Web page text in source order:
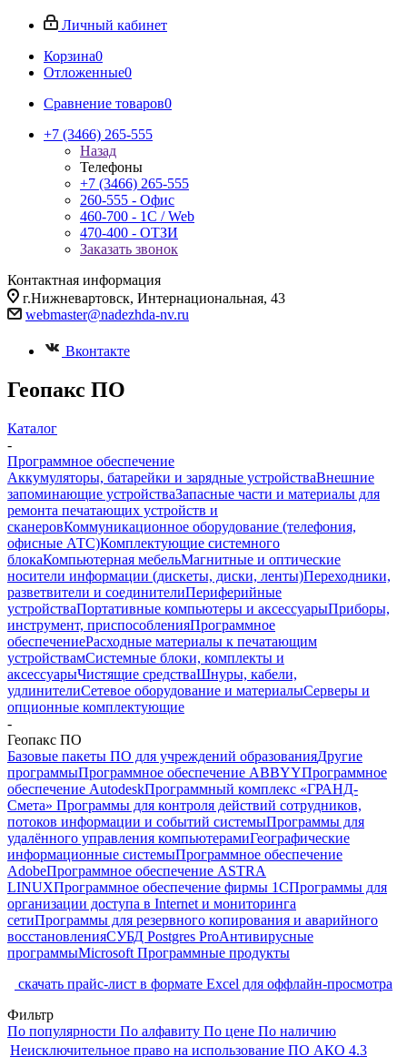
Личный кабинет
Корзина0
Отложенные0
Сравнение товаров0
+7 (3466) 265-555
Назад
Телефоны
+7 (3466) 265-555
260-555 - Офис
460-700 - 1C / Web
470-400 - ОТЗИ
Заказать звонок
Контактная информация
г.Нижневартовск, Интернациональная, 43
webmaster@nadezhda-nv.ru
Вконтакте
Геопакс ПО
Каталог
-
Программное обеспечение
Аккумуляторы, батарейки и зарядные устройстваВнешние
запоминающие устройстваЗапасные части и материалы для
ремонта печатающих устройств и
сканеровКоммуникационное оборудование (телефония,
офисные АТС)Комплектующие системного
блокаКомпьютерная мебельМагнитные и оптические
носители информации (дискеты, диски, ленты)Переходники,
разветвители и соединителиПериферийные
устройстваПортативные компьютеры и аксессуарыПриборы,
инструмент, приспособленияПрограммное
обеспечениеРасходные материалы к печатающим
устройствамСистемные блоки, комплекты и
аксессуарыЧистящие средстваШнуры, кабели,
удлинителиСетевое оборудование и материалыСерверы и
опционные комплектующие
-
Геопакс ПО
Базовые пакеты ПО для учреждений образованияДругие
программыПрограммное обеспечение ABBYYПрограммное
обеспечение AutodeskПрограммный комплекс «ГРАНД-
Смета» Программы для контроля действий сотрудников,
потоков информации и событий системыПрограммы для
удалённого управления компьютерамиГеографические
информационные системыПрограммное обеспечение
AdobeПрограммное обеспечение ASTRA
LINUXПрограммное обеспечение фирмы 1СПрограммы для
организации доступа в Internet и мониторинга
сетиПрограммы для резервного копирования и аварийного
восстановленияСУБД Postgres ProАнтивирусные
программыMicrosoft Программные продукты
скачать прайс-лист в формате Excel для оффлайн-просмотра
Фильтр
По популярности По алфавиту По цене По наличию
Неисключительное право на использование ПО АКО 4.3